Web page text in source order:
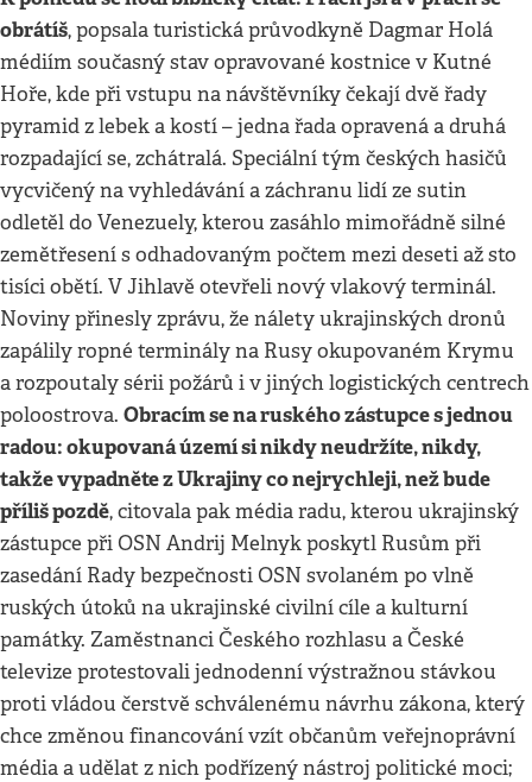
obrátíš, popsala turistická průvodkyně Dagmar Holá
médiím současný stav opravované kostnice v Kutné
Hoře, kde při vstupu na návštěvníky čekají dvě řady
pyramid z lebek a kostí – jedna řada opravená a druhá
rozpadající se, zchátralá. Speciální tým českých hasičů
vycvičený na vyhledávání a záchranu lidí ze sutin
odletěl do Venezuely, kterou zasáhlo mimořádně silné
zemětřesení s odhadovaným počtem mezi deseti až sto
tisíci obětí. V Jihlavě otevřeli nový vlakový terminál.
Noviny přinesly zprávu, že nálety ukrajinských dronů
zapálily ropné terminály na Rusy okupovaném Krymu
a rozpoutaly sérii požárů i v jiných logistických centrech
poloostrova. Obracím se na ruského zástupce s jednou
radou: okupovaná území si nikdy neudržíte, nikdy,
takže vypadněte z Ukrajiny co nejrychleji, než bude
příliš pozdě, citovala pak média radu, kterou ukrajinský
zástupce při OSN Andrij Melnyk poskytl Rusům při
zasedání Rady bezpečnosti OSN svolaném po vlně
ruských útoků na ukrajinské civilní cíle a kulturní
památky. Zaměstnanci Českého rozhlasu a České
televize protestovali jednodenní výstražnou stávkou
proti vládou čerstvě schválenému návrhu zákona, který
chce změnou financování vzít občanům veřejnoprávní
média a udělat z nich podřízený nástroj politické moci;